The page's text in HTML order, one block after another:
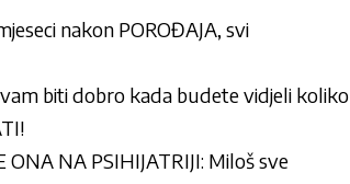
nakon POROĐAJA, svi
biti dobro kada budete vidjeli koliko
ONA NA PSIHIJATRIJI: Miloš sve